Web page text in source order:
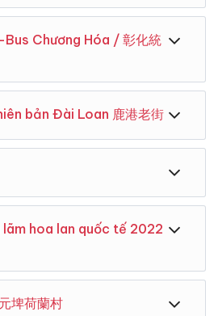
Chương Hóa / 彰化統
khách tại ga U-Bus Chương
bản Đài Loan 鹿港老街
bản Đài Loan với hiều cảnh đẹp
hoa lan quốc tế 2022
埤荷蘭村